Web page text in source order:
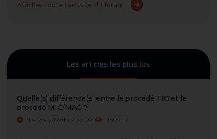
Afficher toute l'activité du forum
Les articles les plus lus
Quelle(s) différence(s) entre le procédé TIG et le
procédé MIG/MAG ?
Le 25/07/2019 à 19:00 150783